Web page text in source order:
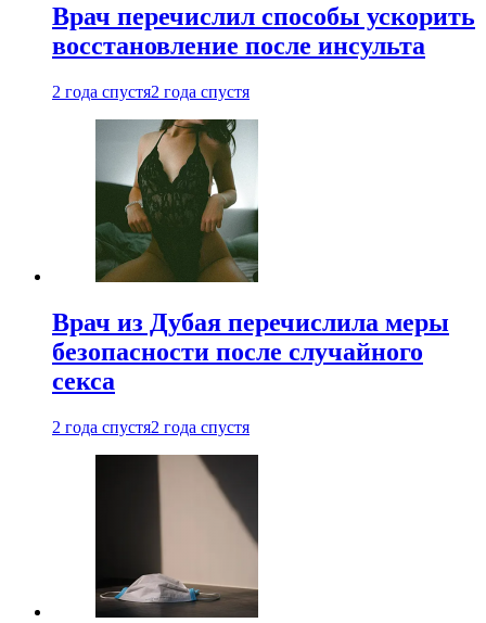
Врач перечислил способы ускорить
восстановление после инсульта
2 года спустя2 года спустя
Врач из Дубая перечислила меры
безопасности после случайного
секса
2 года спустя2 года спустя